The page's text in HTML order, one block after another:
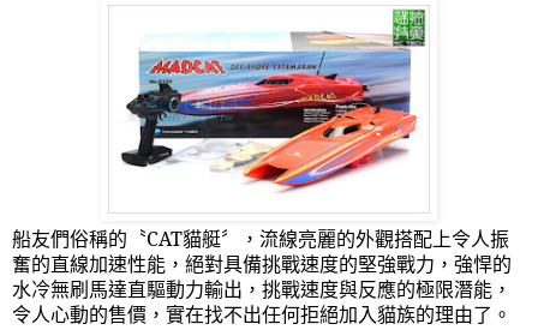
船友們俗稱的〝CAT貓艇〞，流線亮麗的外觀搭配上令人振
奮的直線加速性能，絕對具備挑戰速度的堅強戰力，強悍的
水冷無刷馬達直驅動力輸出，挑戰速度與反應的極限潛能，
令人心動的售價，實在找不出任何拒絕加入貓族的理由了。